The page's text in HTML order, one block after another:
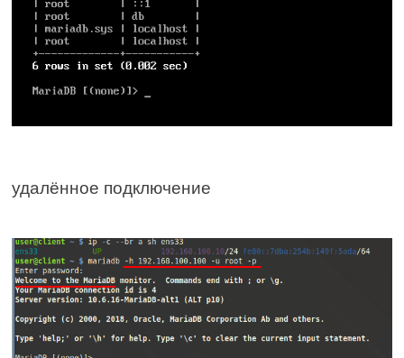
удалённое подключение